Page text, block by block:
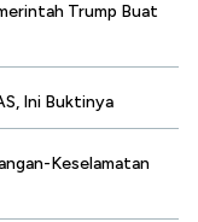
Trump Buat
Ini Buktinya
Keselamatan